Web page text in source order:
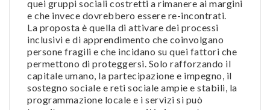
quei gruppi sociali costretti a rimanere ai margini
e che invece dovrebbero essere re-incontrati.
La proposta è quella di attivare dei processi
inclusivi e di apprendimento che coinvolgano
persone fragili e che incidano su quei fattori che
permettono di proteggersi. Solo rafforzando il
capitale umano, la partecipazione e impegno, il
sostegno sociale e reti sociale ampie e stabili, la
programmazione locale e i servizi si può